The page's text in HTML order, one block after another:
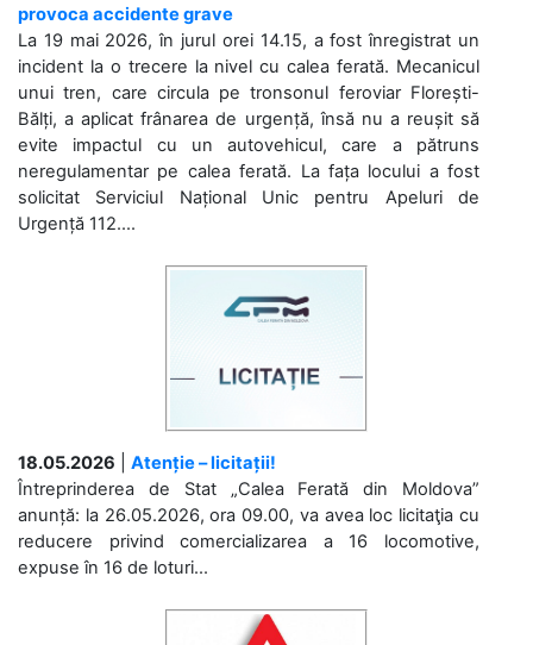
provoca accidente grave
La 19 mai 2026, în jurul orei 14.15, a fost înregistrat un
incident la o trecere la nivel cu calea ferată. Mecanicul
unui tren, care circula pe tronsonul feroviar Florești-
Bălți, a aplicat frânarea de urgență, însă nu a reușit să
evite impactul cu un autovehicul, care a pătruns
neregulamentar pe calea ferată. La fața locului a fost
solicitat Serviciul Național Unic pentru Apeluri de
Urgență 112....
18.05.2026
Atenție – licitații!
Întreprinderea de Stat „Calea Ferată din Moldova”
anunță: la 26.05.2026, ora 09.00, va avea loc licitaţia cu
reducere privind comercializarea a 16 locomotive,
expuse în 16 de loturi...